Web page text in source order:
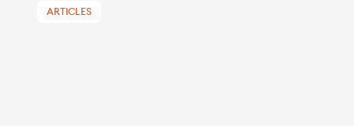
ARTICLES